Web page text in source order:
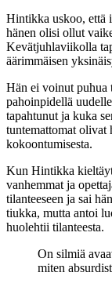
Hintikka uskoo, että
hänen olisi ollut
Kevätjuhlaviikolla
äärimmäisen
Hän ei voinut puhua
pahoinpidellä
tapahtunut ja kuka
tuntemattomat olivat
kokoontumisesta.
Kun Hintikka
vanhemmat ja
tilanteeseen ja sai
tiukka, mutta antoi
huolehtii tilanteesta.
On silmiä
miten